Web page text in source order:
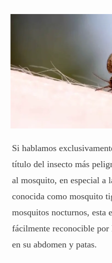
Si hablamos
título del insecto más
al mosquito, en especial a
conocida como mosquito
mosquitos nocturnos, esta
fácilmente reconocible por
en su abdomen y patas.